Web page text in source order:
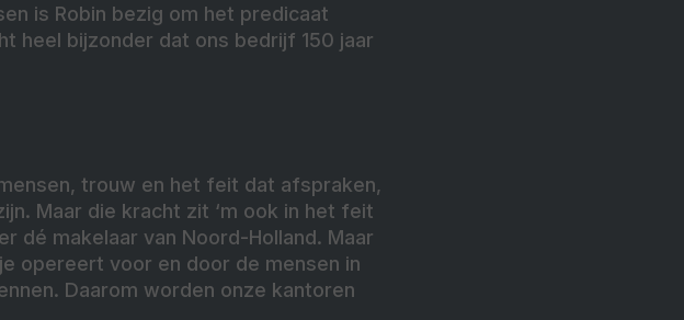
is Robin bezig om het predicaat
heel bijzonder dat ons bedrijf 150 jaar
trouw en het feit dat afspraken,
Maar die kracht zit ‘m ook in het feit
dé makelaar van Noord-Holland. Maar
opereert voor en door de mensen in
Daarom worden onze kantoren